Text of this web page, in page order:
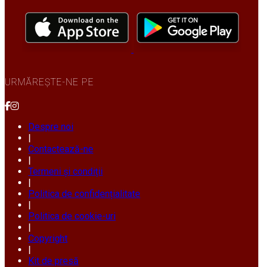
URMĂREȘTE-NE PE
Despre noi
|
Contactează-ne
|
Termeni și condiții
|
Politica de confidențialitate
|
Politica de cookie-uri
|
Copyright
|
Kit de presă